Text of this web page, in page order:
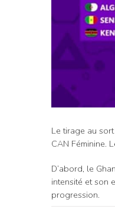
Le tirage au
CAN Féminine.
D’abord, le
intensité et son
progression.